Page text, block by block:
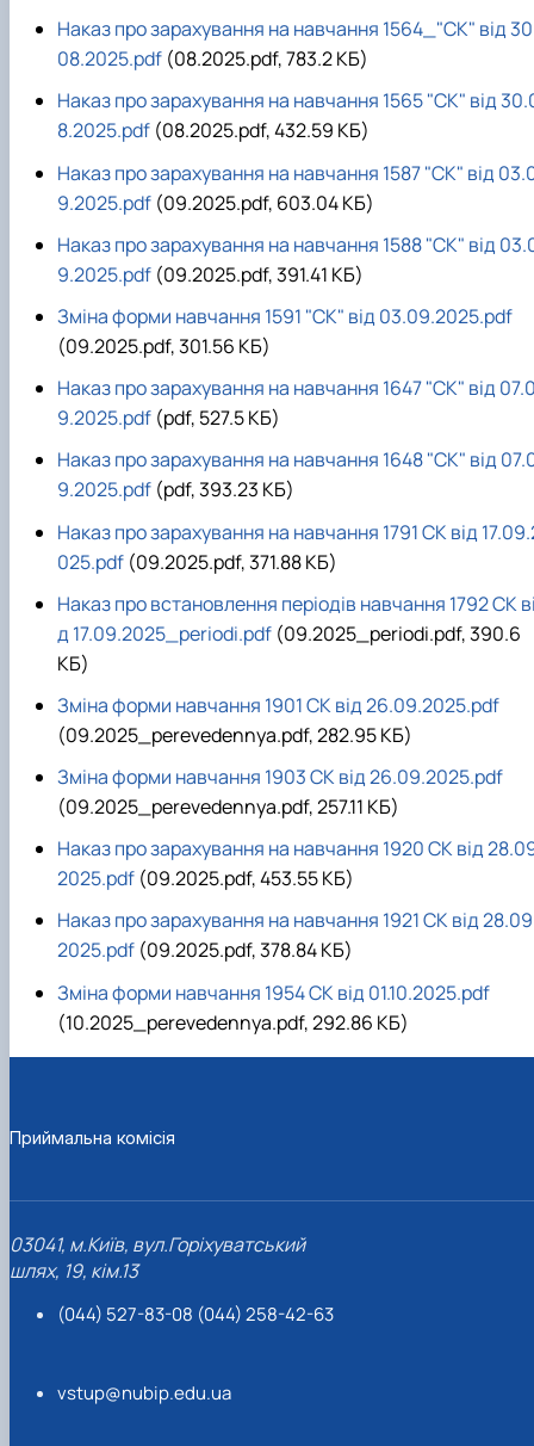
Наказ про зарахування на навчання 1564_"СК" від
08.2025.pdf (08.2025.pdf, 783.2 КБ)
Наказ про зарахування на навчання 1565 "СК" від
8.2025.pdf (08.2025.pdf, 432.59 КБ)
Наказ про зарахування на навчання 1587 "СК" від
9.2025.pdf (09.2025.pdf, 603.04 КБ)
Наказ про зарахування на навчання 1588 "СК" від
9.2025.pdf (09.2025.pdf, 391.41 КБ)
Зміна форми навчання 1591 "СК" від 03.09.2025.pdf
(09.2025.pdf, 301.56 КБ)
Наказ про зарахування на навчання 1647 "СК" від
9.2025.pdf (pdf, 527.5 КБ)
Наказ про зарахування на навчання 1648 "СК" від
9.2025.pdf (pdf, 393.23 КБ)
Наказ про зарахування на навчання 1791 СК від
025.pdf (09.2025.pdf, 371.88 КБ)
Наказ про встановлення періодів навчання 1792 СК
д 17.09.2025_periodi.pdf (09.2025_periodi.pdf, 390.6
КБ)
Зміна форми навчання 1901 СК від 26.09.2025.pdf
(09.2025_perevedennya.pdf, 282.95 КБ)
Зміна форми навчання 1903 СК від 26.09.2025.pdf
(09.2025_perevedennya.pdf, 257.11 КБ)
Наказ про зарахування на навчання 1920 СК від
2025.pdf (09.2025.pdf, 453.55 КБ)
Наказ про зарахування на навчання 1921 СК від
2025.pdf (09.2025.pdf, 378.84 КБ)
Зміна форми навчання 1954 СК від 01.10.2025.pdf
(10.2025_perevedennya.pdf, 292.86 КБ)
Приймальна комісія
03041, м.Київ, вул.Горіхуватський
шлях, 19, кім.13
(044) 527-83-08 (044) 258-42-63
vstup@nubip.edu.ua